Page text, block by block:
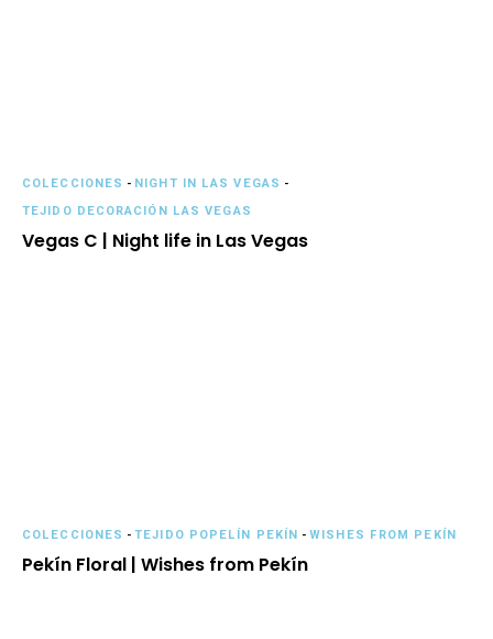
COLECCIONES - NIGHT IN LAS VEGAS -
TEJIDO DECORACIÓN LAS VEGAS
Vegas C | Night life in Las Vegas
COLECCIONES -TEJIDO POPELÍN PEKÍN -WISHES FROM PEKÍN
Pekín Floral | Wishes from Pekín